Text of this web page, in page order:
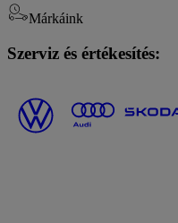
Márkáink
Szerviz és értékesítés: